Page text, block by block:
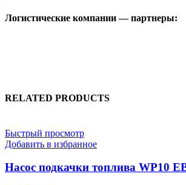
Логистические компании — партнеры:
RELATED PRODUCTS
Быстрый просмотр
Добавить в избранное
Насос подкачки топлива WP10